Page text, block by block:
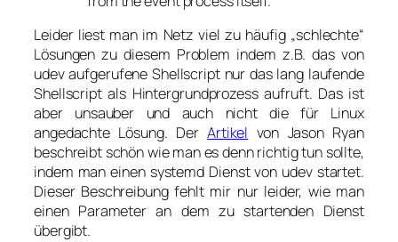
Leider liest man im Netz viel zu häufig „schlechte“
Lösungen zu diesem Problem indem z.B. das von
udev aufgerufene Shellscript nur das lang laufende
Shellscript als Hintergrundprozess aufruft. Das ist
aber unsauber und auch nicht die für Linux
angedachte Lösung. Der Artikel von Jason Ryan
beschreibt schön wie man es denn richtig tun sollte,
indem man einen systemd Dienst von udev startet.
Dieser Beschreibung fehlt mir nur leider, wie man
einen Parameter an dem zu startenden Dienst
übergibt.